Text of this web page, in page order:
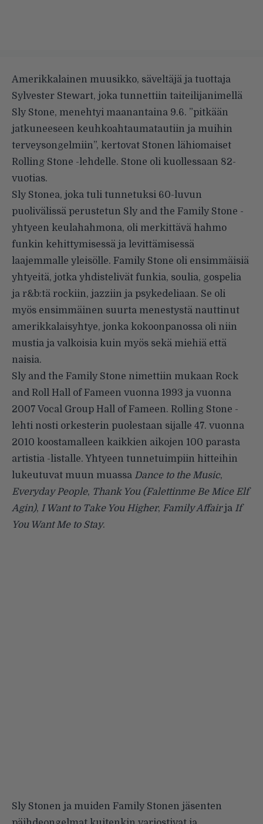
Amerikkalainen muusikko, säveltäjä ja tuottaja
Sylvester Stewart, joka tunnettiin taiteilijanimellä
Sly Stone, menehtyi maanantaina 9.6. ”pitkään
jatkuneeseen keuhkoahtaumatautiin ja muihin
terveysongelmiin”, kertovat Stonen lähiomaiset
Rolling Stone -lehdelle. Stone oli kuollessaan 82-
vuotias.
Sly Stonea, joka tuli tunnetuksi 60-luvun
puolivälissä perustetun Sly and the Family Stone -
yhtyeen keulahahmona, oli merkittävä hahmo
funkin kehittymisessä ja levittämisessä
laajemmalle yleisölle. Family Stone oli ensimmäisiä
yhtyeitä, jotka yhdistelivät funkia, soulia, gospelia
ja r&b:tä rockiin, jazziin ja psykedeliaan. Se oli
myös ensimmäinen suurta menestystä nauttinut
amerikkalaisyhtye, jonka kokoonpanossa oli niin
mustia ja valkoisia kuin myös sekä miehiä että
naisia.
Sly and the Family Stone nimettiin mukaan Rock
and Roll Hall of Fameen vuonna 1993 ja vuonna
2007 Vocal Group Hall of Fameen. Rolling Stone -
lehti nosti orkesterin puolestaan sijalle 47. vuonna
2010 koostamalleen kaikkien aikojen 100 parasta
artistia -listalle. Yhtyeen tunnetuimpiin hitteihin
lukeutuvat muun muassa Dance to the Music,
Everyday People, Thank You (Falettinme Be Mice Elf
Agin), I Want to Take You Higher, Family Affairja If
You Want Me to Stay.
Sly Stonen ja muiden Family Stonen jäsenten